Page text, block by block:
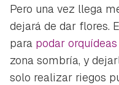
Pero una vez llega
dejará de dar flores.
para podar orquídeas
zona sombría, y
solo realizar riegos